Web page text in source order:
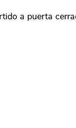
a puerta